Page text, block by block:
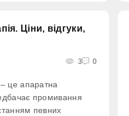
Ціни, відгуки,
3 0
– це апаратна
промивання
певних